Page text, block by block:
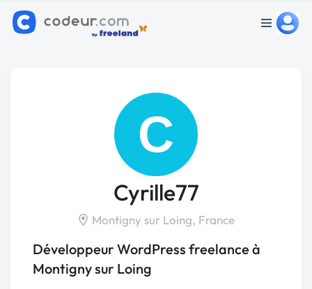
C
Cyrille77
Montigny sur Loing, France
Développeur WordPress freelance à
Montigny sur Loing